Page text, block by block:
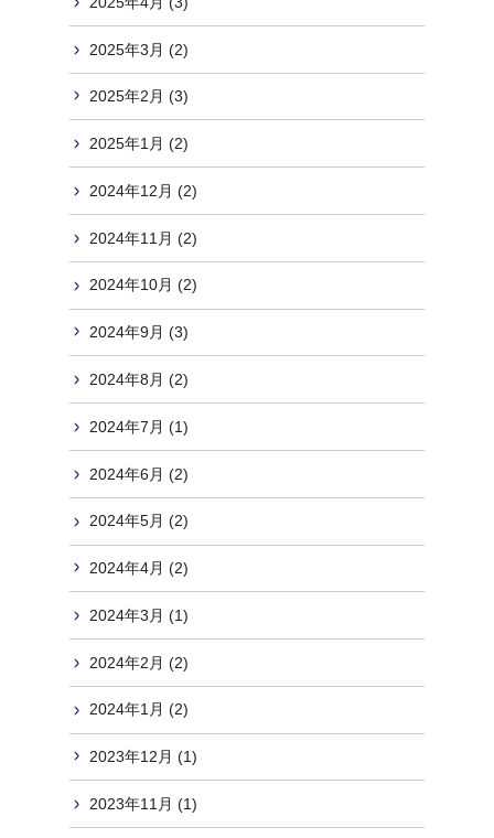
2025年3月 (2)
2025年2月 (3)
2025年1月 (2)
2024年12月 (2)
2024年11月 (2)
2024年10月 (2)
2024年9月 (3)
2024年8月 (2)
2024年7月 (1)
2024年6月 (2)
2024年5月 (2)
2024年4月 (2)
2024年3月 (1)
2024年2月 (2)
2024年1月 (2)
2023年12月 (1)
2023年11月 (1)